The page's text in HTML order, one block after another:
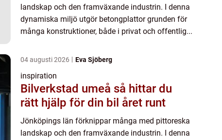
landskap och den framväxande industrin. I denna
dynamiska miljö utgör betongplattor grunden för
många konstruktioner, både i privat och offentlig...
04 augusti 2026 Eva Sjöberg
inspiration
Bilverkstad umeå så hittar du
rätt hjälp för din bil året runt
Jönköpings län förknippar många med pittoreska
landskap och den framväxande industrin. I denna